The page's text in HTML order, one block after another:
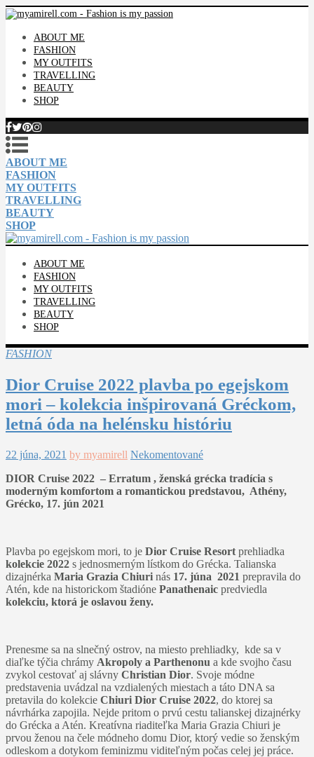
ABOUT ME
FASHION
MY OUTFITS
TRAVELLING
BEAUTY
SHOP
ABOUT ME
FASHION
MY OUTFITS
TRAVELLING
BEAUTY
SHOP
ABOUT ME
FASHION
MY OUTFITS
TRAVELLING
BEAUTY
SHOP
FASHION
Dior Cruise 2022 plavba po egejskom
mori – kolekcia inšpirovaná Gréckom,
letná óda na helénsku históriu
22 júna, 2021 by myamirell Nekomentované
DIOR Cruise 2022 – Erratum , ženská grécka tradícia s
moderným komfortom a romantickou predstavou, Athény,
Grécko, 17. jún 2021
Plavba po egejskom mori, to je Dior Cruise Resort prehliadka
kolekcie 2022 s jednosmerným lístkom do Grécka. Talianska
dizajnérka Maria Grazia Chiuri nás 17. júna 2021 prepravila do
Atén, kde na historickom štadióne Panathenaic predviedla
kolekciu, ktorá je oslavou ženy.
Prenesme sa na slnečný ostrov, na miesto prehliadky, kde sa v
diaľke týčia chrámy Akropoly a Parthenonu a kde svojho času
zvykol cestovať aj slávny Christian Dior. Svoje módne
predstavenia uvádzal na vzdialených miestach a táto DNA sa
pretavila do kolekcie Chiuri Dior Cruise 2022, do ktorej sa
návrhárka zapojila. Nejde pritom o prvú cestu talianskej dizajnérky
do Grécka a Atén. Kreatívna riaditeľka Maria Grazia Chiuri je
prvou ženou na čele módneho domu Dior, ktorý vedie so ženským
odleskom a dotykom feminizmu viditeľným počas celej jej práce.